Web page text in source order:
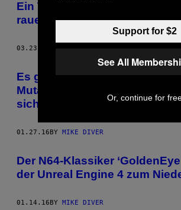
Ein Tag ohne Mord und
rauen Pflaster von Los Santos
03.23.16 BYMIKE DIVER
Es gibt endlich wieder ein
Mutant Ninja Turtles’-Game,
sich freuen kann
01.27.16BY MIKE DIVER
Der N64-Klassiker
der Unreal Engine 4 zum
01.14.16BY MIKE DIVER
Support for $2
See All
Or, continue for